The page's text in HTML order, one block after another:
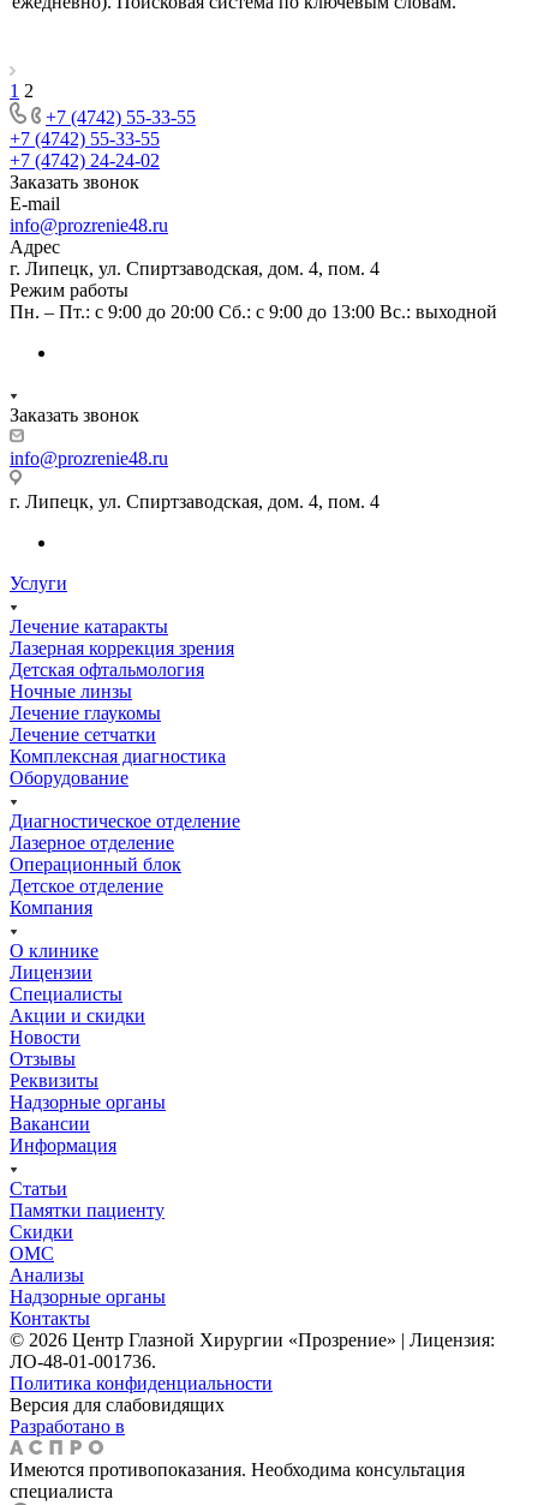
1 2
+7 (4742) 55-33-55
+7 (4742) 55-33-55
+7 (4742) 24-24-02
Заказать звонок
E-mail
info@prozrenie48.ru
Адрес
г. Липецк, ул. Спиртзаводская, дом. 4, пом. 4
Режим работы
Пн. – Пт.: с 9:00 до 20:00 Сб.: с 9:00 до 13:00 Вс.: выходной
Заказать звонок
info@prozrenie48.ru
г. Липецк, ул. Спиртзаводская, дом. 4, пом. 4
Услуги
Лечение катаракты
Лазерная коррекция зрения
Детская офтальмология
Ночные линзы
Лечение глаукомы
Лечение сетчатки
Комплексная диагностика
Оборудование
Диагностическое отделение
Лазерное отделение
Операционный блок
Детское отделение
Компания
О клинике
Лицензии
Специалисты
Акции и скидки
Новости
Отзывы
Реквизиты
Надзорные органы
Вакансии
Информация
Статьи
Памятки пациенту
Скидки
ОМС
Анализы
Надзорные органы
Контакты
© 2026 Центр Глазной Хирургии «Прозрение» | Лицензия:
ЛО-48-01-001736.
Политика конфиденциальности
Версия для слабовидящих
Разработано в
Имеются противопоказания. Необходима консультация
специалиста